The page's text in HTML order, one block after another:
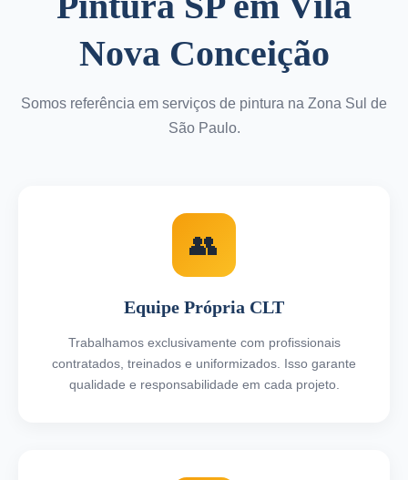
Nova Conceição
Somos referência em serviços de pintura na Zona Sul de
São Paulo.
👥
Equipe Própria CLT
Trabalhamos exclusivamente com profissionais
contratados, treinados e uniformizados. Isso garante
qualidade e responsabilidade em cada projeto.